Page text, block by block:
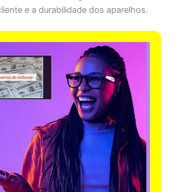
e a durabilidade dos aparelhos.